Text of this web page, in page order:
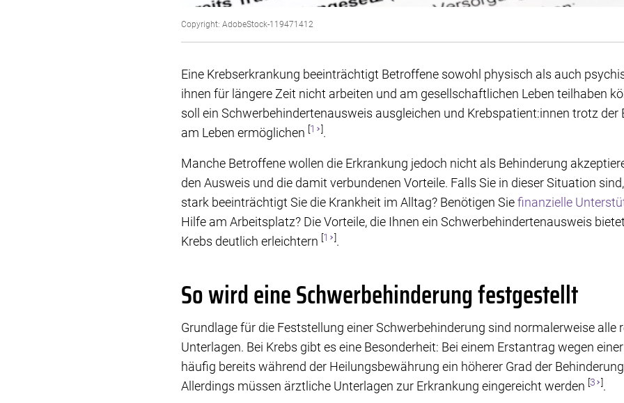
Copyright: AdobeStock-119471412
Eine Krebserkrankung beeinträchtigt Betroffene sowohl physisch als auch
ihnen für längere Zeit nicht arbeiten und am gesellschaftlichen Leben teilhaben
soll ein Schwerbehindertenausweis ausgleichen und Krebspatient:innen trotz der
am Leben ermöglichen [1 ].
Manche Betroffene wollen die Erkrankung jedoch nicht als Behinderung
den Ausweis und die damit verbundenen Vorteile. Falls Sie in dieser Situation
stark beeinträchtigt Sie die Krankheit im Alltag? Benötigen Siefinanzielle
Hilfe am Arbeitsplatz? Die Vorteile, die Ihnen ein Schwerbehindertenausweis
Krebs deutlich erleichtern [1 ].
So wird eine Schwerbehinderung festgestellt
Grundlage für die Feststellung einer Schwerbehinderung sind normalerweise alle
Unterlagen. Bei Krebs gibt es eine Besonderheit: Bei einem Erstantrag wegen
häufig bereits während der Heilungsbewährung ein höherer Grad der
Allerdings müssen ärztliche Unterlagen zur Erkrankung eingereicht werden [3 ].